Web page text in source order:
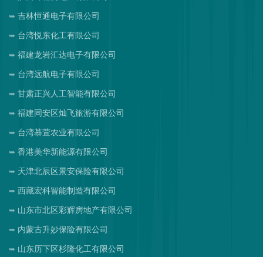
吉林恒通电子有限公司
台湾悦东化工有限公司
福建龙岩汇达电子有限公司
台湾远航电子有限公司
甘肃正兴人工智能有限公司
福建同安区灿飞旅游有限公司
台湾慕萱农业有限公司
香港美华新能源有限公司
天津北辰区景安保险有限公司
西藏宏科智能制造有限公司
山东市北区彩辉房地产有限公司
内蒙古升妙保险有限公司
山东历下区杉隆化工有限公司